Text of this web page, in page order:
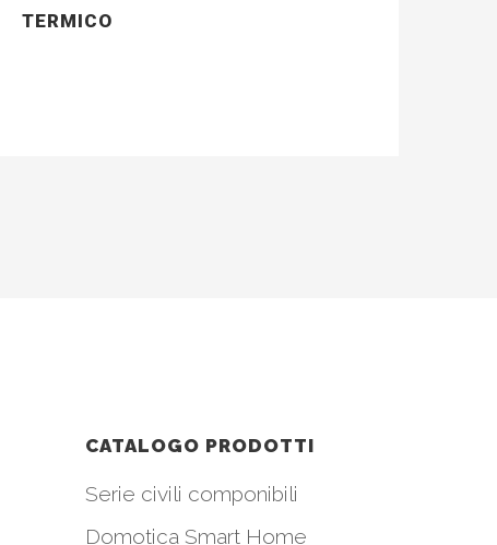
TERMICO
CATALOGO PRODOTTI
Serie civili componibili
Domotica Smart Home